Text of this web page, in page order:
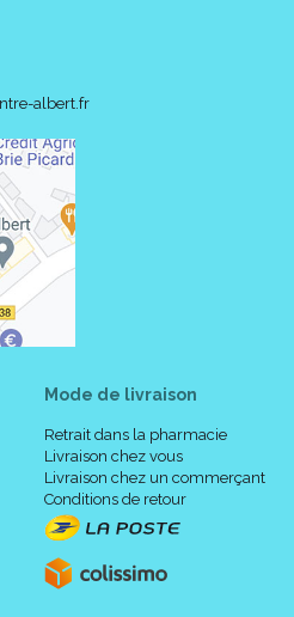
albert.fr
Mode de livraison
Retrait dans la pharmacie
Livraison chez vous
Livraison chez un commerçant
Conditions de retour